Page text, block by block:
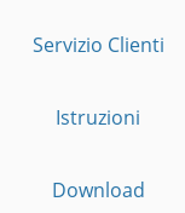
Servizio Clienti
Istruzioni
Download